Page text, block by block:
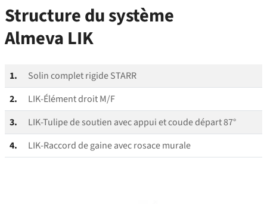
Structure du système
Almeva LIK
1.
Solin complet rigide STARR
2.
LIK-Élément droit M/F
3.
LIK-Tulipe de soutien avec appui et coude départ 87°
4.
LIK-Raccord de gaine avec rosace murale